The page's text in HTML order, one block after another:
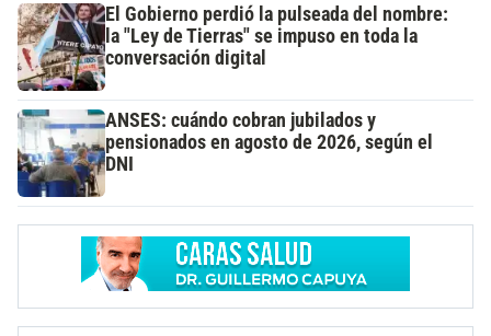
El Gobierno perdió la pulseada del nombre:
la "Ley de Tierras" se impuso en toda la
conversación digital
ANSES: cuándo cobran jubilados y
pensionados en agosto de 2026, según el
DNI